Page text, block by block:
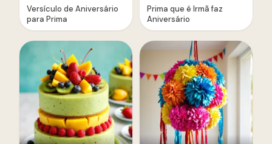
Versículo de Aniversário
para Prima
Prima que é Irmã faz
Aniversário